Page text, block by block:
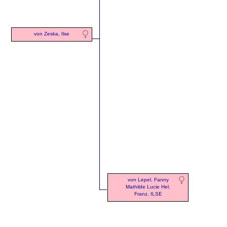
von Zeska, Ilse
von Lepel, Fanny
Mathilde Lucie Hel.
Franz. ILSE